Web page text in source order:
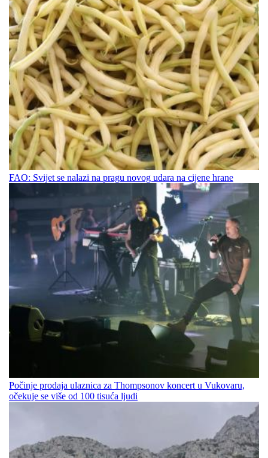
FAO: Svijet se nalazi na pragu novog udara na cijene hrane
Počinje prodaja ulaznica za Thompsonov koncert u Vukovaru,
očekuje se više od 100 tisuća ljudi